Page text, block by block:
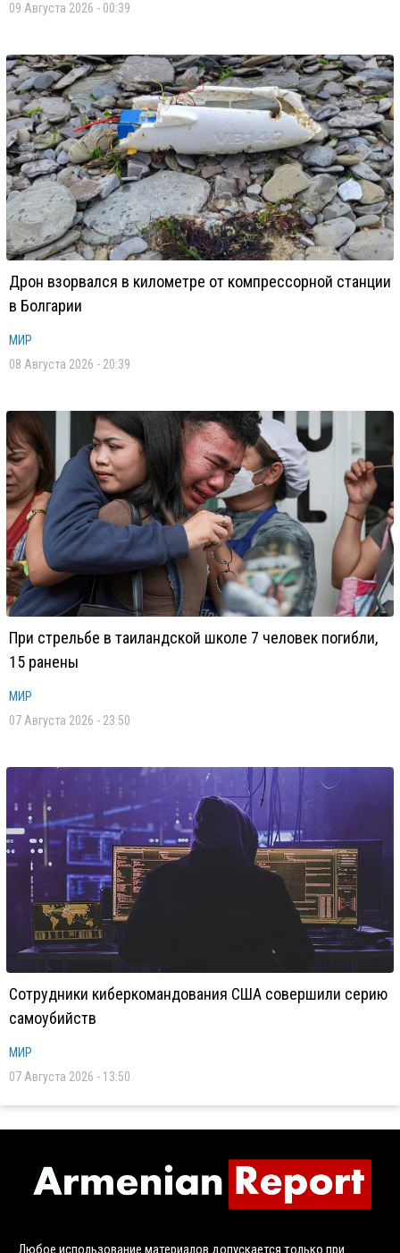
09 Августа 2026 - 00:39
Дрон взорвался в километре от компрессорной станции
в Болгарии
МИР
08 Августа 2026 - 20:39
При стрельбе в таиландской школе 7 человек погибли,
15 ранены
МИР
07 Августа 2026 - 23:50
Сотрудники киберкомандования США совершили серию
самоубийств
МИР
07 Августа 2026 - 13:50
Любое использование материалов допускается только при